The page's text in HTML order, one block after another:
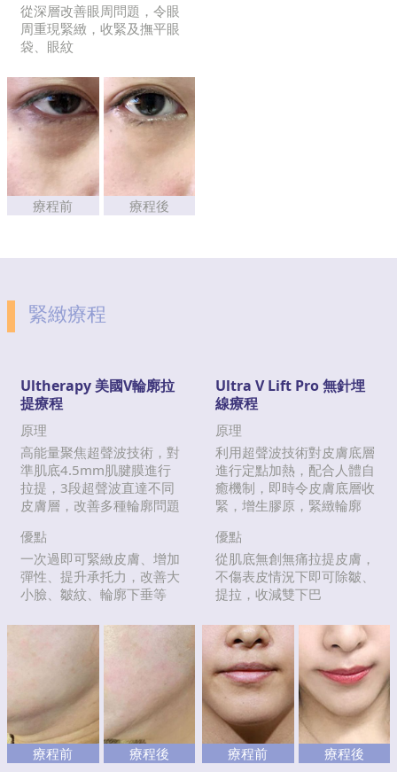
從深層改善眼周問題，令眼
周重現緊緻，收緊及撫平眼
袋、眼紋
療程前 療程後
緊緻療程
Ultherapy 美國V輪廓拉
提療程
原理
高能量聚焦超聲波技術，對
準肌底4.5mm肌腱膜進行
拉提，3段超聲波直達不同
皮膚層，改善多種輪廓問題
優點
一次過即可緊緻皮膚、增加
彈性、提升承托力，改善大
小臉、皺紋、輪廓下垂等
療程前 療程後
Ultra V Lift Pro 無針埋
線療程
原理
利用超聲波技術對皮膚底層
進行定點加熱，配合人體自
癒機制，即時令皮膚底層收
緊，增生膠原，緊緻輪廓
優點
從肌底無創無痛拉提皮膚，
不傷表皮情況下即可除皺、
提拉，收減雙下巴
療程前 療程後